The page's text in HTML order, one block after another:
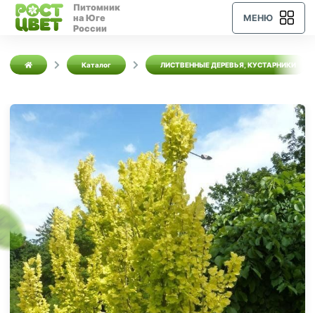
Питомник
на Юге
России
МЕНЮ
Каталог ЛИСТВЕННЫЕ ДЕРЕВЬЯ, КУСТАРНИКИ